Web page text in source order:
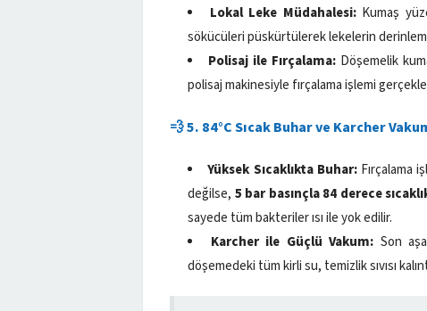
Lokal Leke Müdahalesi:Kumaş
sökücüleri püskürtülerek lekelerin
Polisaj ile Fırçalama:Döşemelik
polisaj makinesiyle fırçalama işlemi
💨 5. 84°C Sıcak Buhar ve Karcher
Yüksek Sıcaklıkta Buhar:Fırçalama
değilse, 5 bar basınçla 84 derece
sayede tüm bakteriler ısı ile yok edilir.
Karcher ile Güçlü Vakum: Son
döşemedeki tüm kirli su, temizlik sıvısı